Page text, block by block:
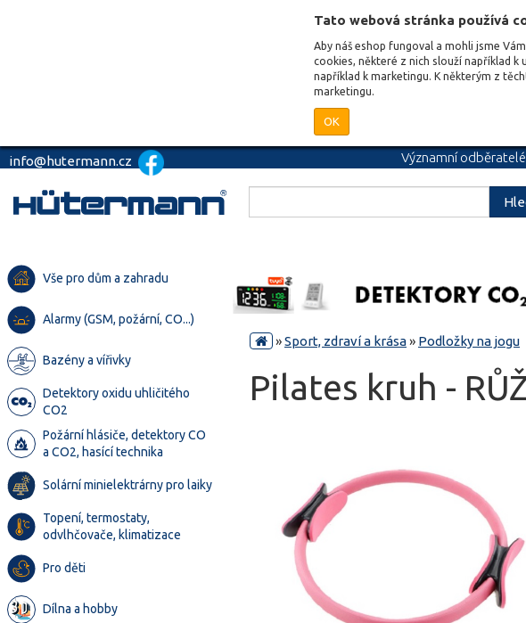
Tato webová stránka používá
Aby náš eshop fungoval a mohli jsme
cookies, některé z nich slouží například k
například k marketingu. K některým z
marketingu.
OK
info@hutermann.cz Významní odběratelé
Vše pro dům a zahradu
Alarmy (GSM, požární, CO...)
Bazény a vířivky
Detektory oxidu uhličitého
CO2
Požární hlásiče, detektory CO
a CO2, hasící technika
Solární minielektrárny pro laiky
Topení, termostaty,
odvlhčovače, klimatizace
Pro děti
Dílna a hobby
»Sport, zdraví a krása» Podložky na jogu
Pilates kruh -